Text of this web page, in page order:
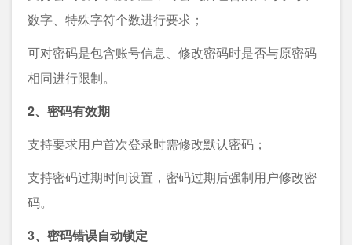
数字、特殊字符个数进行要求；
可对密码是包含账号信息、修改密码时是否与原密码
相同进行限制。
2、密码有效期
支持要求用户首次登录时需修改默认密码；
支持密码过期时间设置，密码过期后强制用户修改密
码。
3、密码错误自动锁定